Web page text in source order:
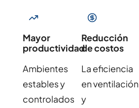
Mayor
productividad
Ambientes
estables y
controlados
Reducción
de costos
La eficiencia
en ventilación
y